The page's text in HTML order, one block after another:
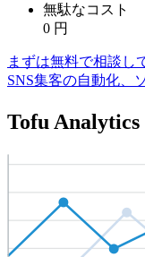
無駄なコスト
0 円
まずは無料で相談し
SNS集客の自動化、
Tofu